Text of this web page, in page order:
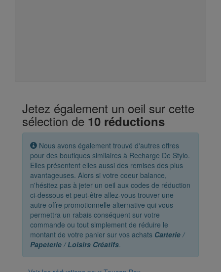
Jetez également un oeil sur cette
sélection de 10 réductions
Nous avons également trouvé d'autres offres
pour des boutiques similaires à Recharge De Stylo.
Elles présentent elles aussi des remises des plus
avantageuses. Alors si votre coeur balance,
n'hésitez pas à jeter un oeil aux codes de réduction
ci-dessous et peut-être allez-vous trouver une
autre offre promotionnelle alternative qui vous
permettra un rabais conséquent sur votre
commande ou tout simplement de réduire le
montant de votre panier sur vos achats Carterie /
Papeterie / Loisirs Créatifs.